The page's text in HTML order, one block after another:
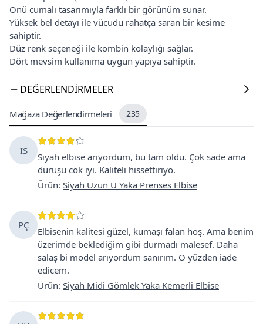
Önü cumalı tasarımıyla farklı bir görünüm sunar.
Yüksek bel detayı ile vücudu rahatça saran bir kesime
sahiptir.
Düz renk seçeneği ile kombin kolaylığı sağlar.
Dört mevsim kullanıma uygun yapıya sahiptir.
DEĞERLENDIRMELER
Mağaza Değerlendirmeleri 235
IS
Siyah elbise arıyordum, bu tam oldu. Çok sade ama
duruşu cok iyi. Kaliteli hissettiriyo.
Ürün: Siyah Uzun U Yaka Prenses Elbise
PÇ
Elbisenin kalitesi güzel, kumaşı falan hoş. Ama benim
üzerimde beklediğim gibi durmadı malesef. Daha
salaş bi model arıyordum sanırım. O yüzden iade
edicem.
Ürün: Siyah Midi Gömlek Yaka Kemerli Elbise